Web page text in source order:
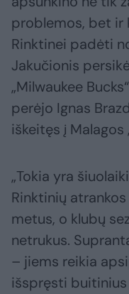
problemos, bet ir
Rinktinei padėti
Jakučionis
„Milwaukee
perėjo Ignas
iškeitęs į Malagos
„Tokia yra
Rinktinių
metus, o klubų
netrukus.
– jiems reikia
išspręsti